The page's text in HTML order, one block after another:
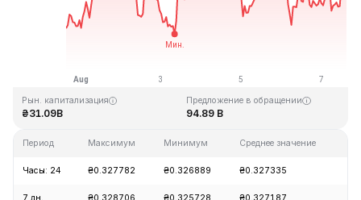
Последнее обновление: 14:23 GMT+0 2026-08-07
₴0.431288 ₴0.001804
Рын. капитализация
₴31.09B
Предложение в обращении
94.89 B
Период Максимум Минимум Среднее значение
Часы: 24 ₴0.327782 ₴0.326889 ₴0.327335
7 дн. ₴0.328706 ₴0.325728 ₴0.327187